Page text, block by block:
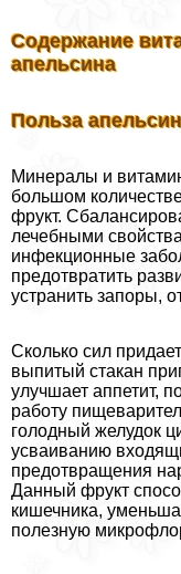
Содержание
апельсина
Польза
Минералы и
большом
фрукт.
лечебными
инфекционные
предотвратить
устранить запоры,
Сколько сил
выпитый стакан
улучшает аппетит,
работу
голодный желудок
усваиванию
предотвращения
Данный фрукт
кишечника,
полезную